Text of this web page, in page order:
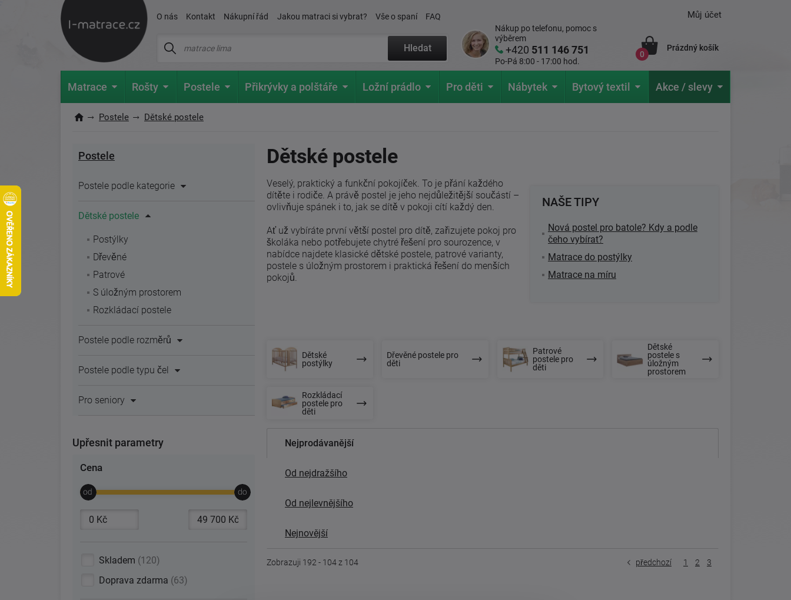
O nás Kontakt Nákupní řád Jakou matraci si vybrat? Vše o spaní FAQ
Hledat
Nákup po telefonu, pomoc s
výběrem
+420 511 146 751
Po-Pá 8:00 - 17:00 hod.
Můj účet
0
Prázdný košík
Matrace Rošty Postele Přikrývky a polštáře Ložní prádlo Pro děti Nábytek Bytový textil Akce / slevy
Postele Dětské postele
Postele
Postele podle kategorie
Dětské postele
Postýlky
Dřevěné
Patrové
S úložným prostorem
Rozkládací postele
Postele podle rozměrů
Postele podle typu čel
Pro seniory
Upřesnit parametry
Cena
Skladem 120
Doprava zdarma 63
Dětské postele
NAŠE TIPY
Nová postel pro batole? Kdy a podle
čeho vybírat?
Matrace do postýlky
Matrace na míru
Veselý, praktický a funkční pokojíček. To je přání každého
dítěte i rodiče. A právě postel je jeho nejdůležitější součástí –
ovlivňuje spánek i to, jak se dítě v pokoji cítí každý den.
Ať už vybíráte první větší postel pro dítě, zařizujete pokoj pro
školáka nebo potřebujete chytré řešení pro sourozence, v
nabídce najdete klasické dětské postele, patrové varianty,
postele s úložným prostorem i praktická řešení do menších
pokojů.
Dětské
postýlky
Dřevěné postele pro
děti
Patrové
postele pro
děti
Dětské
postele s
úložným
prostorem
Rozkládací
postele pro
děti
Nejprodávanější
Od nejdražšího
Od nejlevnějšího
Nejnovější
Zobrazuji 192 - 104 z 104 předchozí 3
2
1